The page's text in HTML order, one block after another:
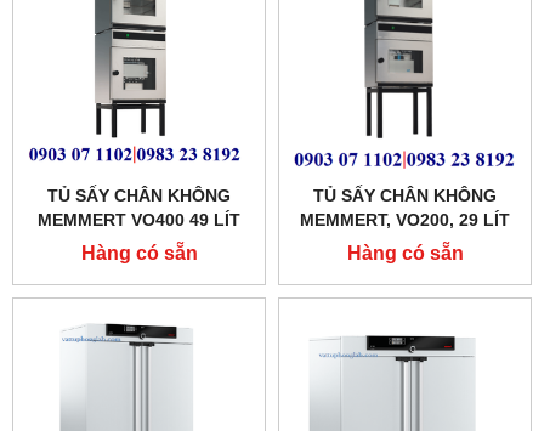
TỦ SẤY CHÂN KHÔNG
MEMMERT VO400 49 LÍT
Hàng có sẵn
TỦ SẤY CHÂN KHÔNG
MEMMERT, VO200, 29 LÍT
Hàng có sẵn